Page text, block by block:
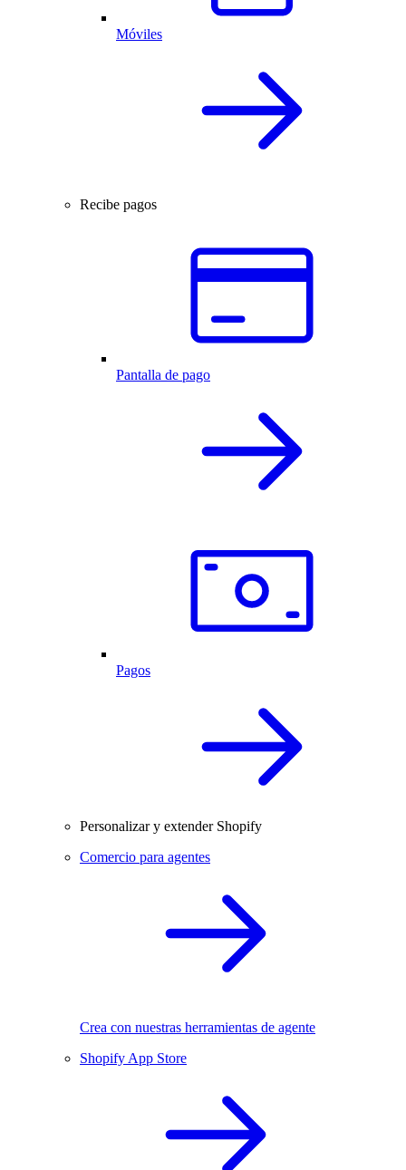
Móviles
Recibe pagos
Pantalla de pago
Pagos
Personalizar y extender Shopify
Comercio para agentes
Crea con nuestras herramientas de agente
Shopify App Store